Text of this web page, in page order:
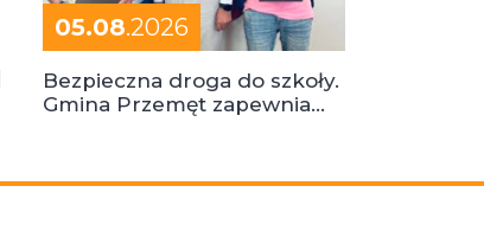
05.08.2026
Bezpieczna droga do szkoły.
Gmina Przemęt zapewnia